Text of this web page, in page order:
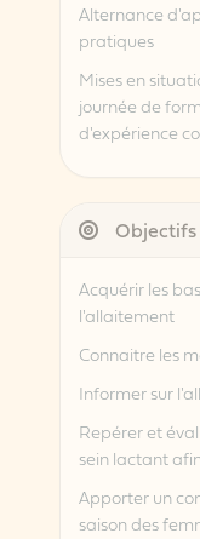
Alternance
pratiques
Mises en
journée de
d'expérience
Acquérir les
l'allaitement
Connaitre les
Informer sur
Repérer et
sein lactant
Apporter un
saison des